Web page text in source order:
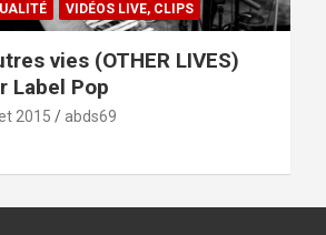
VIDÉOS LIVE, CLIPS
vies (OTHER LIVES)
Label Pop
2015 abds69